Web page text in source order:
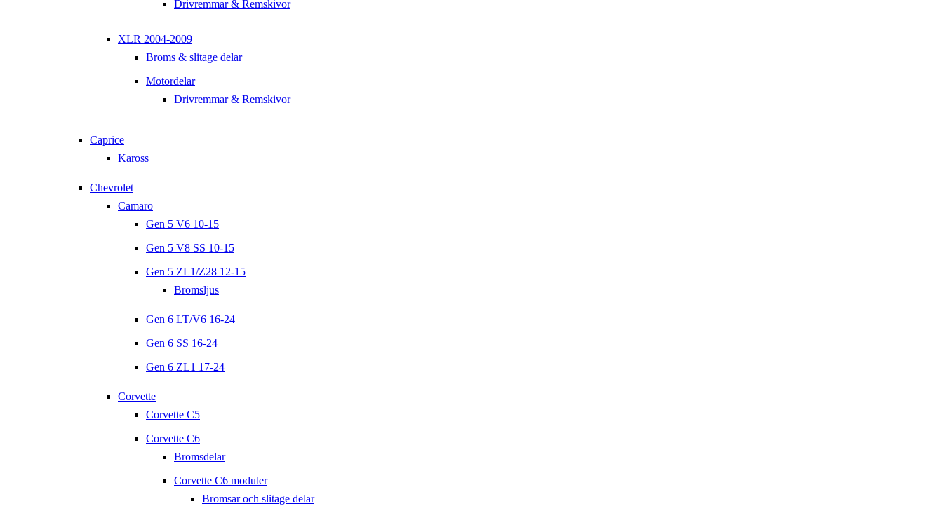
Drivremmar & Remskivor
XLR 2004-2009
Broms & slitage delar
Motordelar
Drivremmar & Remskivor
Caprice
Kaross
Chevrolet
Camaro
Gen 5 V6 10-15
Gen 5 V8 SS 10-15
Gen 5 ZL1/Z28 12-15
Bromsljus
Gen 6 LT/V6 16-24
Gen 6 SS 16-24
Gen 6 ZL1 17-24
Corvette
Corvette C5
Corvette C6
Bromsdelar
Corvette C6 moduler
Bromsar och slitage delar